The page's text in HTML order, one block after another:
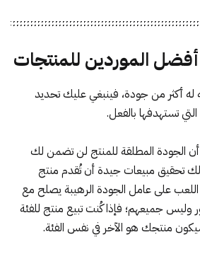
له أكثر من جودة، فينبغي عليك تحديد
تستهدفها بالفعل.
الجودة المطلقة للمنتج لن تضمن لك
لك تحقيق مبيعات جيدة أن تُقدم منتج
على عامل الجودة الرهيبة يصلح مع
وليس جميعهم؛ فإذا كُنت تبيع منتج للفئة
منتجك هو الآخر في نفس الفئة.